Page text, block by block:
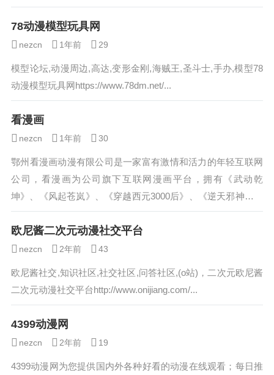
龙族漫画等海量优秀漫画。免费、快速、正版、高清、无...
78动漫模型玩具网
nezcn 1年前 29
模型论坛,动漫周边,高达,变形金刚,海贼王,圣斗士,手办,模型78
动漫模型玩具网https://www.78dm.net/...
看漫画
nezcn 1年前 30
鄂州看漫画动漫有限公司是一家富有激情和活力的年轻互联网
公司，看漫画为公司旗下互联网漫画平台，拥有《武动乾
坤》、《风起苍岚》、《穿越西元3000后》、《逆天邪神》等
众多知名作品，已跻身于中国互联网头部漫...
欧尼酱二次元动漫社交平台
nezcn 2年前 43
欧尼酱社交,知识社区,社交社区,问答社区,(o站)，二次元欧尼酱
二次元动漫社交平台http://www.onijiang.com/...
4399动漫网
nezcn 2年前 19
4399动漫网为您提供国内外各种好看的动漫在线观看；每日推